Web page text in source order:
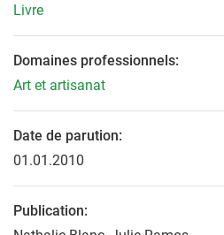
Livre
Domaines professionnels:
Art et artisanat
Date de parution:
01.01.2010
Publication: